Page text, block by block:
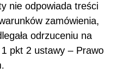
nie odpowiada treści
zamówienia,
odrzuceniu na
pkt 2 ustawy – Prawo